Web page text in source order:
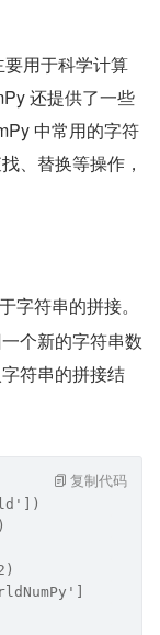
用于科学计算
还提供了一些
中常用的字符
、替换等操作，
字符串的拼接。
个新的字符串数
符串的拼接结
复制代码